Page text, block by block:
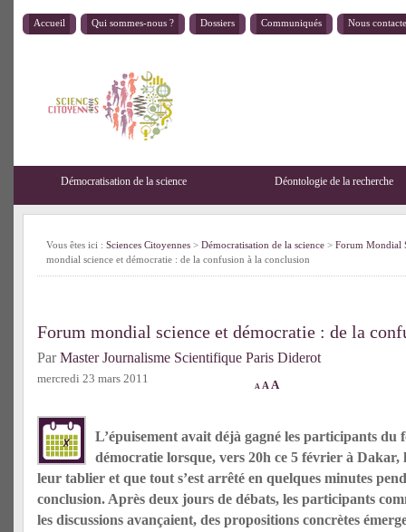
Accueil Qui sommes-nous ? Dossiers Communiqués Nous
Démocratisation de la science Déontologie de la recherche
Vous êtes ici : Sciences Citoyennes > Démocratisation de la science > Forum Mondial
mondial science et démocratie : de la confusion à la conclusion
Forum mondial science et démocratie : de la
ParMaster Journalisme Scientifique Paris Diderot
mercredi 23 mars 2011
A A A
L’épuisement avait déjà gagné les participants du
démocratie lorsque, vers 20h ce 5 février à
leur tablier et que tout s’est arrêté en quelques minutes
conclusion. Après deux jours de débats, les participants
les discussions avançaient, des propositions concrètes